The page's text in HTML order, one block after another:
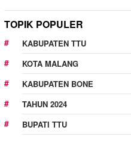
TOPIK POPULER
KABUPATEN TTU
KOTA MALANG
KABUPATEN BONE
TAHUN 2024
BUPATI TTU